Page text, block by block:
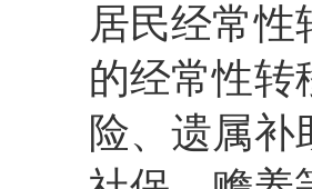
居民经常
的经常性转
险、遗属补